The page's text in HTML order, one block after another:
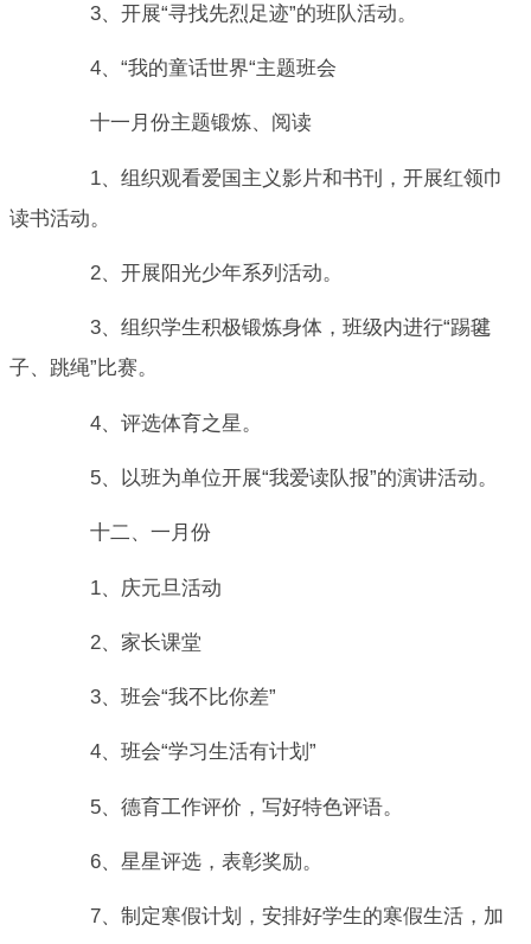
3、开展“寻找先烈足迹”的班队活动。
4、“我的童话世界“主题班会
十一月份主题锻炼、阅读
1、组织观看爱国主义影片和书刊，开展红领巾
读书活动。
2、开展阳光少年系列活动。
3、组织学生积极锻炼身体，班级内进行“踢毽
子、跳绳”比赛。
4、评选体育之星。
5、以班为单位开展“我爱读队报”的演讲活动。
十二、一月份
1、庆元旦活动
2、家长课堂
3、班会“我不比你差”
4、班会“学习生活有计划”
5、德育工作评价，写好特色评语。
6、星星评选，表彰奖励。
7、制定寒假计划，安排好学生的寒假生活，加